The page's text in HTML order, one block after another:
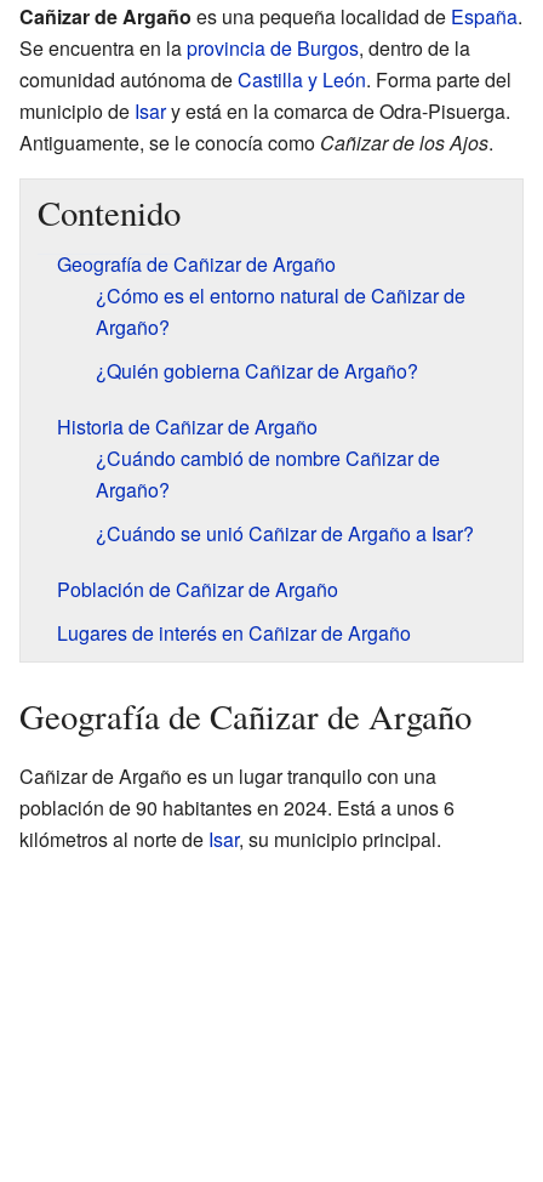
Cañizar de Argaño es una pequeña localidad de España.
Se encuentra en laprovincia de Burgos, dentro de la
comunidad autónoma deCastilla y León. Forma parte del
municipio de Isary está en la comarca de Odra-Pisuerga.
Antiguamente, se le conocía como Cañizar de los Ajos.
Contenido
Geografía de Cañizar de Argaño
¿Cómo es el entorno natural de Cañizar de
Argaño?
¿Quién gobierna Cañizar de Argaño?
Historia de Cañizar de Argaño
¿Cuándo cambió de nombre Cañizar de
Argaño?
¿Cuándo se unió Cañizar de Argaño a Isar?
Población de Cañizar de Argaño
Lugares de interés en Cañizar de Argaño
Geografía de Cañizar de Argaño
Cañizar de Argaño es un lugar tranquilo con una
población de 90 habitantes en 2024. Está a unos 6
kilómetros al norte de Isar, su municipio principal.